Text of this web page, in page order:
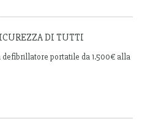
DI TUTTI
defibrillatore portatile da 1.500€ alla